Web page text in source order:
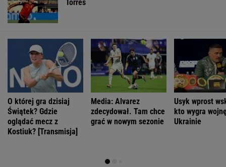
Torres
O której gra dzisiaj
Świątek? Gdzie
oglądać mecz z
Kostiuk? [Transmisja]
Media: Alvarez
zdecydował. Tam chce
grać w nowym sezonie
Usyk wprost
kto wygra
Ukrainie